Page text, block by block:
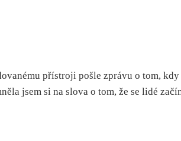
přístroji pošle zprávu o tom,
jsem si na slova o tom, že se lidé